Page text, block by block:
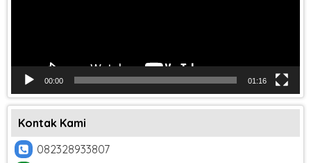
00:00 01:16
Kontak Kami
082328933807